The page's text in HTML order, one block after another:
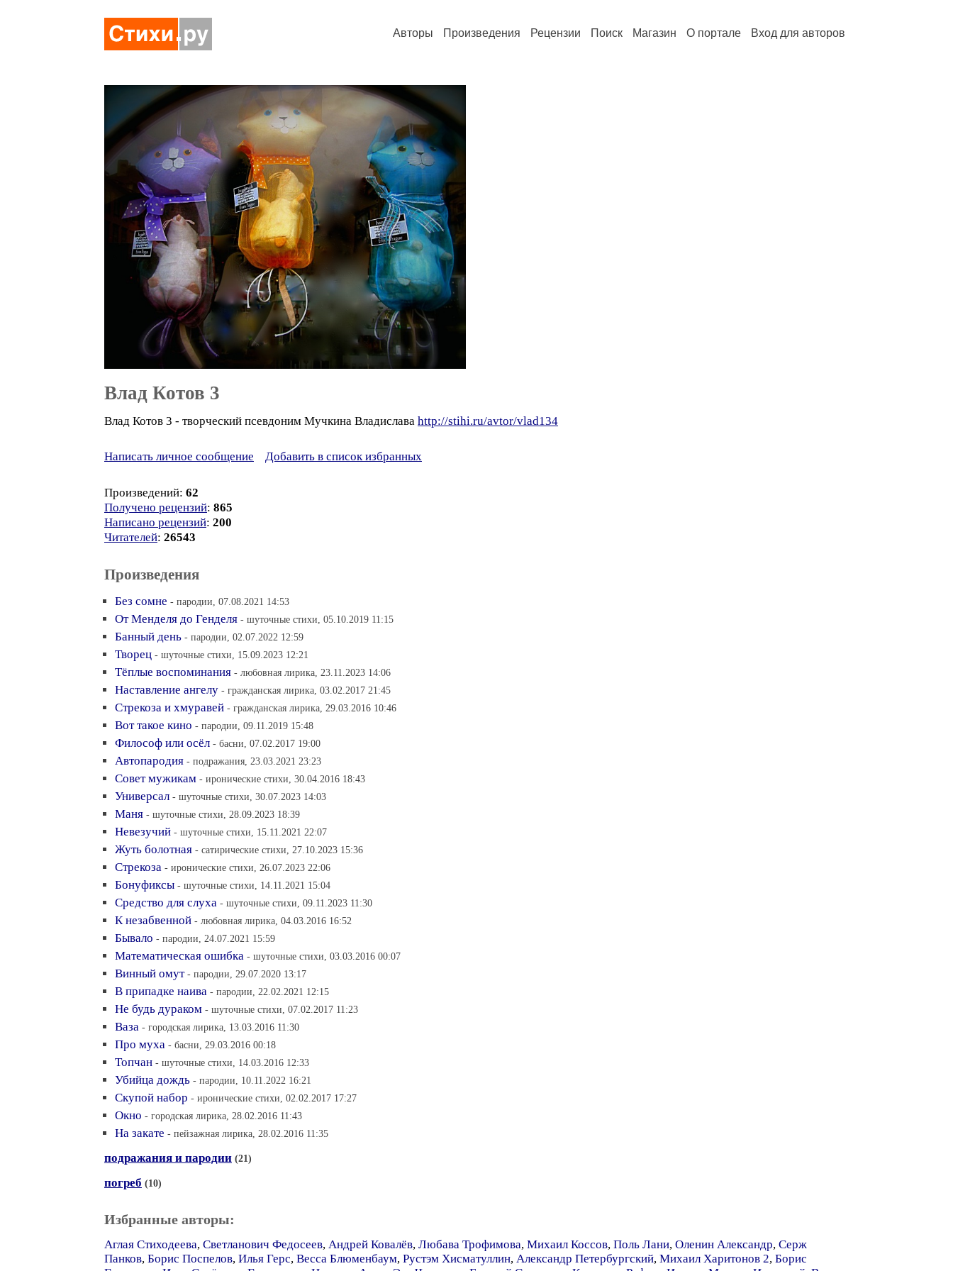
Авторы Произведения Рецензии Поиск Магазин О портале Вход для авторов
Влад Котов 3
Влад Котов 3 - творческий псевдоним Мучкина Владислава http://stihi.ru/avtor/vlad134
Написать личное сообщение Добавить в список избранных
Произведений: 62
Получено рецензий: 865
Написано рецензий: 200
Читателей: 26543
Произведения
Без сомне - пародии, 07.08.2021 14:53
От Менделя до Генделя - шуточные стихи, 05.10.2019 11:15
Банный день - пародии, 02.07.2022 12:59
Творец - шуточные стихи, 15.09.2023 12:21
Тёплые воспоминания - любовная лирика, 23.11.2023 14:06
Наставление ангелу - гражданская лирика, 03.02.2017 21:45
Стрекоза и хмуравей - гражданская лирика, 29.03.2016 10:46
Вот такое кино - пародии, 09.11.2019 15:48
Философ или осёл - басни, 07.02.2017 19:00
Автопародия - подражания, 23.03.2021 23:23
Совет мужикам - иронические стихи, 30.04.2016 18:43
Универсал - шуточные стихи, 30.07.2023 14:03
Маня - шуточные стихи, 28.09.2023 18:39
Невезучий - шуточные стихи, 15.11.2021 22:07
Жуть болотная - сатирические стихи, 27.10.2023 15:36
Стрекоза - иронические стихи, 26.07.2023 22:06
Бонуфиксы - шуточные стихи, 14.11.2021 15:04
Средство для слуха - шуточные стихи, 09.11.2023 11:30
К незабвенной - любовная лирика, 04.03.2016 16:52
Бывало - пародии, 24.07.2021 15:59
Математическая ошибка - шуточные стихи, 03.03.2016 00:07
Винный омут - пародии, 29.07.2020 13:17
В припадке наива - пародии, 22.02.2021 12:15
Не будь дураком - шуточные стихи, 07.02.2017 11:23
Ваза - городская лирика, 13.03.2016 11:30
Про муха - басни, 29.03.2016 00:18
Топчан - шуточные стихи, 14.03.2016 12:33
Убийца дождь - пародии, 10.11.2022 16:21
Скупой набор - иронические стихи, 02.02.2017 17:27
Окно - городская лирика, 28.02.2016 11:43
На закате - пейзажная лирика, 28.02.2016 11:35
подражания и пародии (21)
погреб (10)
Избранные авторы:
Аглая Стиходеева, Светланович Федосеев, Андрей Ковалёв, Любава Трофимова, Михаил Коссов, Поль Лани, Оленин Александр, Серж
Панков, Борис Поспелов, Илья Герс, Весса Блюменбаум, Рустэм Хисматуллин, Александр Петербургский, Михаил Харитонов 2, Борис